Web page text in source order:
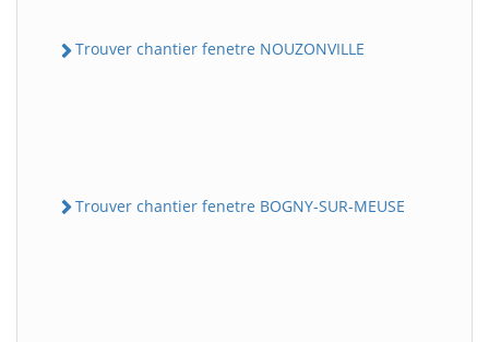
Trouver chantier fenetre NOUZONVILLE
Trouver chantier fenetre BOGNY-SUR-MEUSE